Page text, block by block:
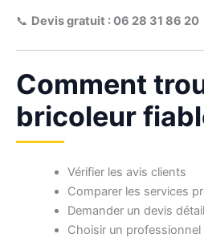
📞 Devis gratuit : 06 28 31 86 20
Comment
bricoleur
Vérifier les avis clients
Comparer les services
Demander un devis
Choisir un professionnel